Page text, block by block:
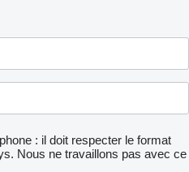
: il doit respecter le format
Nous ne travaillons pas avec ce